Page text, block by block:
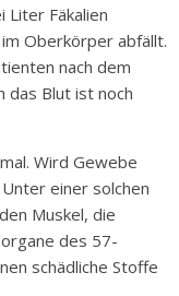
Liter Fäkalien
Oberkörper abfällt.
nach dem
das Blut ist noch
Wird Gewebe
einer solchen
Muskel, die
des 57-
schädliche Stoffe